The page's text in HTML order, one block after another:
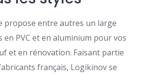
propose entre autres un large
en PVC et en aluminium pour vos
et en rénovation. Faisant partie
français, Logikinov se